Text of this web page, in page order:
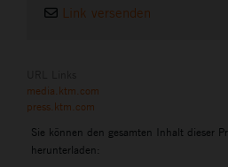
Link versenden
media.ktm.com
press.ktm.com
Sie können den gesamten Inhalt dieser
herunterladen: